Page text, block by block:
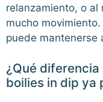
relanzamiento, o
mucho
puede mantenerse
¿Qué
boilies in dip ya